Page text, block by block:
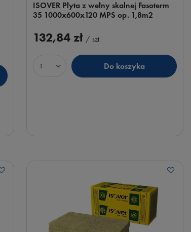
ISOVER Płyta z wełny skalnej Fasoterm
35 1000x600x120 MPS op. 1,8m2
132,84 zł / szt.
Ilość produktów Do koszyka